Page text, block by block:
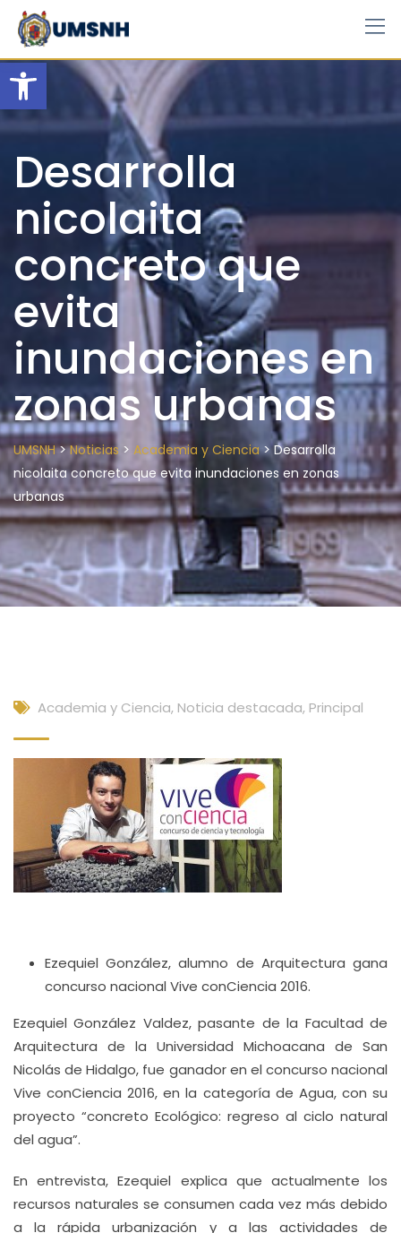
Open toolbar
Skip
content
Desarrolla
nicolaita
concreto que
evita
inundaciones en
zonas urbanas
UMSNH>Noticias > Academia y Ciencia>Desarrolla
nicolaita concreto que evita inundaciones en zonas
urbanas
Academia y Ciencia, Noticia destacada, Principal
Ezequiel González, alumno de Arquitectura gana
concurso nacional Vive conCiencia 2016.
Ezequiel González Valdez, pasante de la Facultad de
Arquitectura de la Universidad Michoacana de San
Nicolás de Hidalgo, fue ganador en el concurso nacional
Vive conCiencia 2016, en la categoría de Agua, con su
proyecto “concreto Ecológico: regreso al ciclo natural
del agua”.
En entrevista, Ezequiel explica que actualmente los
recursos naturales se consumen cada vez más debido
a la rápida urbanización y a las actividades de